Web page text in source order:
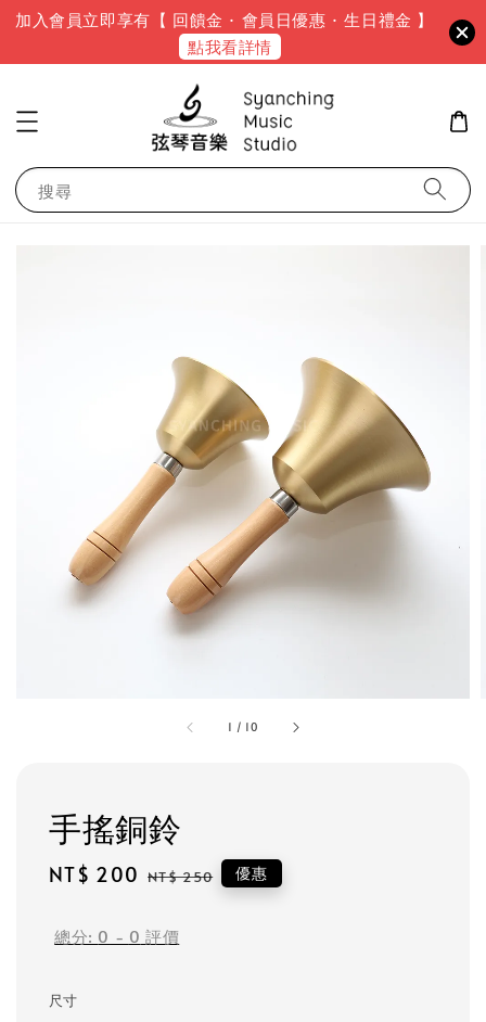
加入會員立即享有【 回饋金 · 會員日優惠 · 生日禮金 】
點我看詳情
搜尋
1 / 10
手搖銅鈴
Sale
NT$ 200 Regular
NT$ 250 優惠
總分: 0 - 0 評價
尺寸